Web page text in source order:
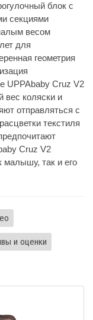
блок с
секциями
весом
для
геометрия
UPPAbaby Cruz V2
вес коляски и
отправляться с
текстиля
Cruz V2
малышу, так и его
и оценки